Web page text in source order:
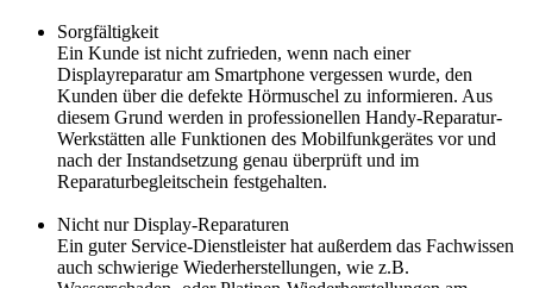
Sorgfältigkeit
Ein Kunde ist nicht zufrieden, wenn nach einer
Displayreparatur am Smartphone vergessen wurde, den
Kunden über die defekte Hörmuschel zu informieren. Aus
diesem Grund werden in professionellen Handy-Reparatur-
Werkstätten alle Funktionen des Mobilfunkgerätes vor und
nach der Instandsetzung genau überprüft und im
Reparaturbegleitschein festgehalten.
Nicht nur Display-Reparaturen
Ein guter Service-Dienstleister hat außerdem das Fachwissen
auch schwierige Wiederherstellungen, wie z.B.